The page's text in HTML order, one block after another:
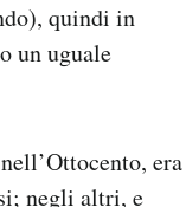
quindi in
un uguale
era
negli altri, e